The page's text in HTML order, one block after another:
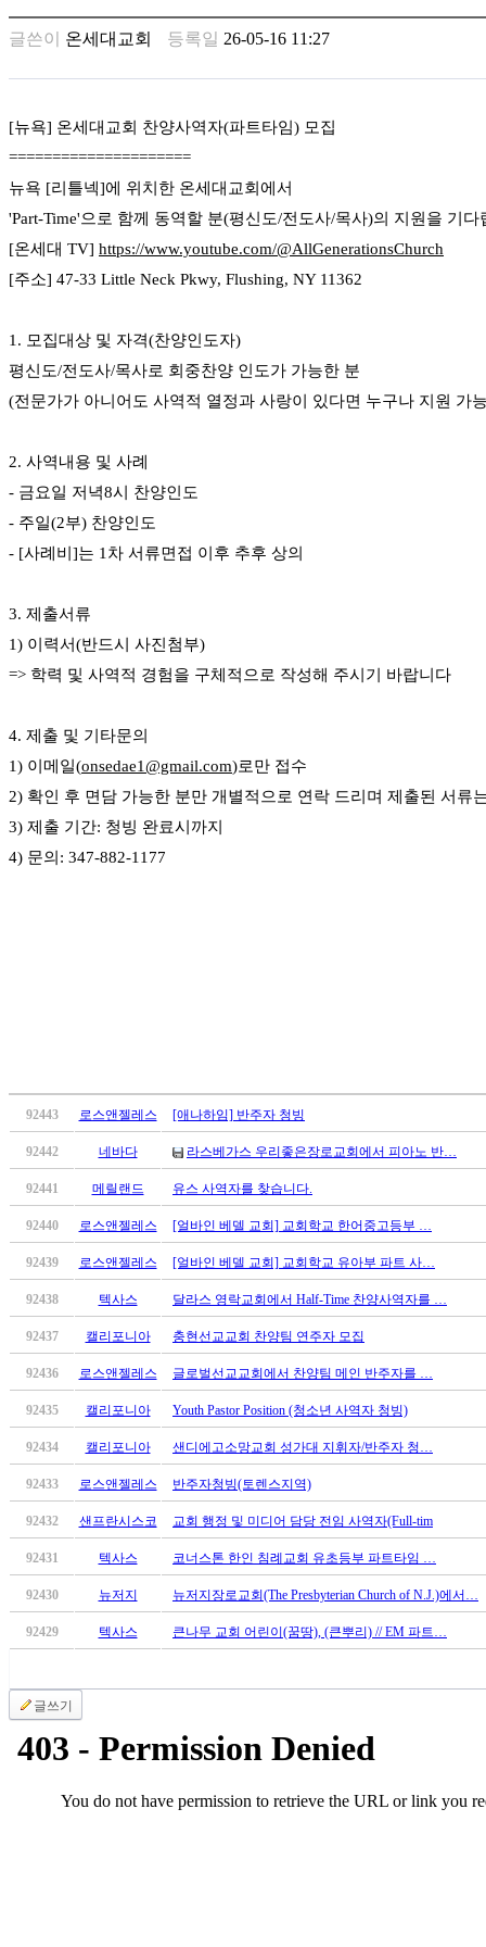
찾
기
크
밍
키
주
소
minky
출
장
마
브
국
주
소
즐
성
아
프
리
지
구
발
절
코
뉴
제
이
무
남
리
가
발
글쓴이 온세대교회 등록일 26-05-16 11:27
[뉴욕] 온세대교회 찬양사역자(파트타임) 모집
=====================
뉴욕 [리틀넥]에 위치한 온세대교회에서
'Part-Time'으로 함께 동역할 분(평신도/전도사/목사)의 지원을 기다
[온세대 TV] https://www.youtube.com/@AllGenerationsChurch
[주소] 47-33 Little Neck Pkwy, Flushing, NY 11362
1. 모집대상 및 자격(찬양인도자)
평신도/전도사/목사로 회중찬양 인도가 가능한 분
(전문가가 아니어도 사역적 열정과 사랑이 있다면 누구나 지원 가
2. 사역내용 및 사례
- 금요일 저녁8시 찬양인도
- 주일(2부) 찬양인도
- [사례비]는 1차 서류면접 이후 추후 상의
3. 제출서류
1) 이력서(반드시 사진첨부)
=> 학력 및 사역적 경험을 구체적으로 작성해 주시기 바랍니다
4. 제출 및 기타문의
1) 이메일(onsedae1@gmail.com)로만 접수
2) 확인 후 면담 가능한 분만 개별적으로 연락 드리며 제출된 서류
3) 제출 기간: 청빙 완료시까지
4) 문의: 347-882-1177
92443 로스앤젤레스 [애나하임] 반주자 청빙
92442 네바다 라스베가스 우리좋은장로교회에서 피아노 반…
92441 메릴랜드 유스 사역자를 찾습니다.
92440 로스앤젤레스 [얼바인 베델 교회] 교회학교 한어중고등부 …
92439 로스앤젤레스 [얼바인 베델 교회] 교회학교 유아부 파트 사…
92438 텍사스 달라스 영락교회에서 Half-Time 찬양사역자를 …
92437 캘리포니아 충현선교교회 찬양팀 연주자 모집
92436 로스앤젤레스 글로벌선교교회에서 찬양팀 메인 반주자를 …
92435 캘리포니아 Youth Pastor Position (청소년 사역자 청빙)
92434 캘리포니아 샌디에고소망교회 성가대 지휘자/반주자 청…
92433 로스앤젤레스 반주자청빙(토렌스지역)
92432 샌프란시스코 교회 행정 및 미디어 담당 전임 사역자(Full-tim
92431 텍사스 코너스톤 한인 침례교회 유초등부 파트타임 …
92430 뉴저지 뉴저지장로교회(The Presbyterian Church of N.J.)에서…
92429 텍사스 큰나무 교회 어린이(꿈땅), (큰뿌리) // EM 파트…
글쓰기